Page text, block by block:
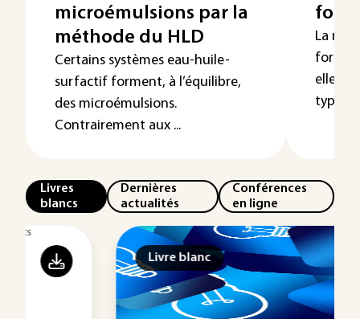
microémulsions par la
méthode du HLD
Certains systèmes eau-huile-
surfactif forment, à l’équilibre,
des microémulsions.
Contrairement aux ...
La
elle
type et
Livres
blancs
Dernières
actualités
Conférences
en ligne
Livre blanc